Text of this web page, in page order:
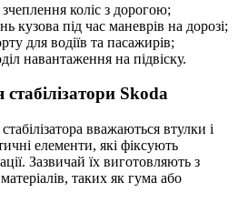
коліс з дорогою;
кузова під час маневрів на дорозі;
для водіїв та пасажирів;
навантаження на підвіску.
Skoda
вважаються втулки і
елементи, які фіксують
Зазвичай їх виготовляють з
таких як гума або